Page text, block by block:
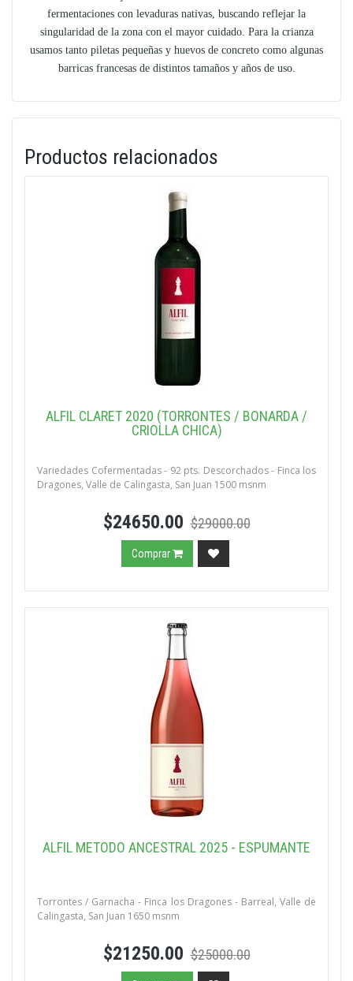
fermentaciones con levaduras nativas, buscando reflejar la
singularidad de la zona con el mayor cuidado. Para la crianza
usamos tanto piletas pequeñas y huevos de concreto como algunas
barricas francesas de distintos tamaños y años de uso.
Productos relacionados
ALFIL CLARET 2020 (TORRONTES / BONARDA /
CRIOLLA CHICA)
Variedades Cofermentadas - 92 pts. Descorchados - Finca los
Dragones, Valle de Calingasta, San Juan 1500 msnm
$24650.00 $29000.00
Comprar
ALFIL METODO ANCESTRAL 2025 - ESPUMANTE
Torrontes / Garnacha - Finca los Dragones - Barreal, Valle de
Calingasta, San Juan 1650 msnm
$21250.00 $25000.00